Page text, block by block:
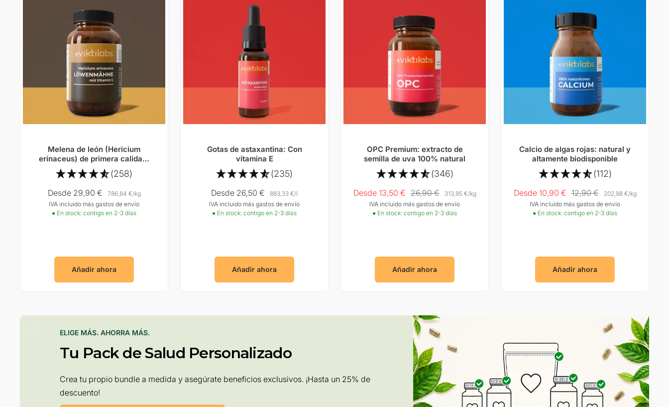
ELIGE MÁS. AHORRA MÁS.
Tu Pack de Salud Personalizado
Crea tu propio bundle a medida y asegúrate beneficios exclusivos. ¡Hasta un 25% de
descuento!
Melena de león (Hericium
erinaceus) de primera calidad:
Seta vital con vitamina C
(258)
Precio
Oferta
Desde 29,90 € 786,84 €/kg
IVA incluido más gastos de envío
● En stock: contigo en 2-3 días
Añadir ahora
Gotas de astaxantina: Con
vitamina E
(235)
Precio
Oferta
Desde 26,50 € 883,33 €/l
IVA incluido más gastos de envío
● En stock: contigo en 2-3 días
Añadir ahora
OPC Premium: extracto de
semilla de uva 100% natural
(346)
Precio
Oferta
Desde 13,50 € Precio
normal
26,90 € 313,95 €/kg
IVA incluido más gastos de envío
● En stock: contigo en 2-3 días
Añadir ahora
Calcio de algas rojas: natural y
altamente biodisponible
(112)
Precio
Oferta
Desde 10,90 € Precio
normal
12,90 € 202,98 €/kg
IVA incluido más gastos de envío
● En stock: contigo en 2-3 días
Añadir ahora